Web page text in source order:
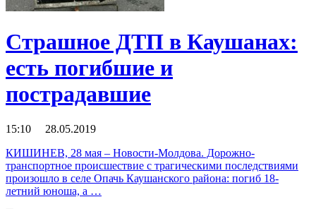
Страшное ДТП в Каушанах:
есть погибшие и
пострадавшие
15:10 28.05.2019
КИШИНЕВ, 28 мая – Новости-Молдова. Дорожно-
транспортное происшествие с трагическими последствиями
произошло в селе Опачь Каушанского района: погиб 18-
летний юноша, а …